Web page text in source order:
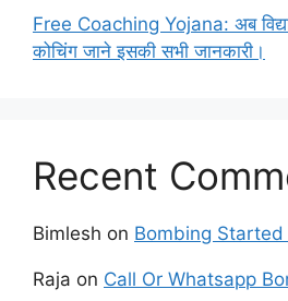
Free Coaching Yojana: अब
कोचिंग जाने इसकी सभी जानकारी।
Recent
Bimlesh on Bombing Started
Raja on Call Or Whatsapp